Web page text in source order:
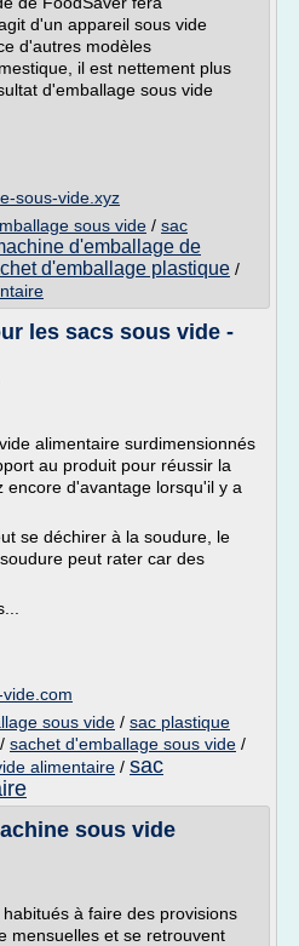
d'un appareil sous vide
d'autres modèles
il est nettement plus
d'emballage sous vide
sous-vide.xyz
sous vide / sac
d'emballage de
d'emballage plastique /
les sacs sous vide -
alimentaire surdimensionnés
au produit pour réussir la
encore d'avantage lorsqu'il y a
se déchirer à la soudure, le
peut rater car des
sous vide / sac plastique
/ sachet d'emballage sous vide /
alimentaire / sac
sous vide
à faire des provisions
mensuelles et se retrouvent